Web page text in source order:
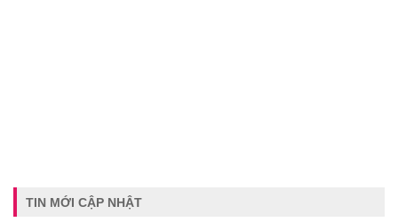
TIN MỚI CẬP NHẬT